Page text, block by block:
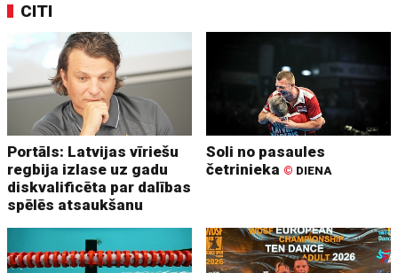
CITI
Portāls: Latvijas vīriešu
regbija izlase uz gadu
diskvalificēta par dalības
spēlēs atsaukšanu
Soli no pasaules
četrinieka © DIENA